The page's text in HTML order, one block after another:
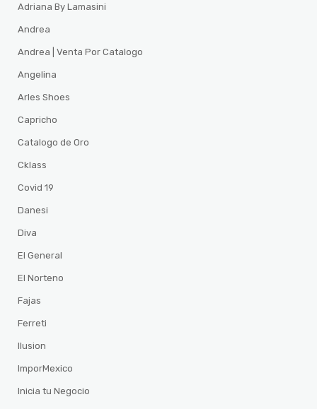
Adriana By Lamasini
Andrea
Andrea | Venta Por Catalogo
Angelina
Arles Shoes
Capricho
Catalogo de Oro
Cklass
Covid 19
Danesi
Diva
El General
El Norteno
Fajas
Ferreti
Ilusion
ImporMexico
Inicia tu Negocio